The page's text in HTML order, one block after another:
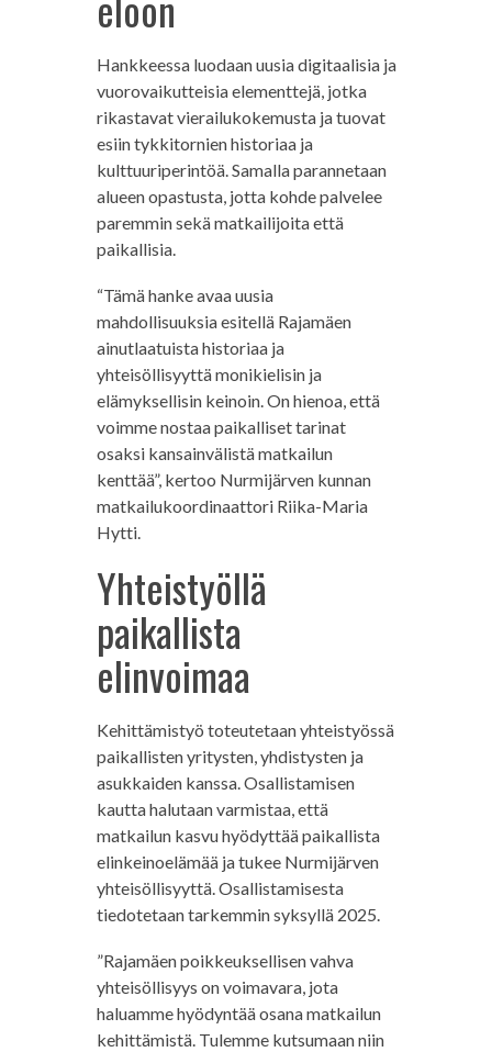
Hankkeessa luodaan uusia digitaalisia ja
vuorovaikutteisia elementtejä, jotka
rikastavat vierailukokemusta ja tuovat
esiin tykkitornien historiaa ja
kulttuuriperintöä. Samalla parannetaan
alueen opastusta, jotta kohde palvelee
paremmin sekä matkailijoita että
paikallisia.
“Tämä hanke avaa uusia
mahdollisuuksia esitellä Rajamäen
ainutlaatuista historiaa ja
yhteisöllisyyttä monikielisin ja
elämyksellisin keinoin. On hienoa, että
voimme nostaa paikalliset tarinat
osaksi kansainvälistä matkailun
kenttää”, kertoo Nurmijärven kunnan
matkailukoordinaattori Riika-Maria
Hytti.
Yhteistyöllä
paikallista
elinvoimaa
Kehittämistyö toteutetaan yhteistyössä
paikallisten yritysten, yhdistysten ja
asukkaiden kanssa. Osallistamisen
kautta halutaan varmistaa, että
matkailun kasvu hyödyttää paikallista
elinkeinoelämää ja tukee Nurmijärven
yhteisöllisyyttä. Osallistamisesta
tiedotetaan tarkemmin syksyllä 2025.
”Rajamäen poikkeuksellisen vahva
yhteisöllisyys on voimavara, jota
haluamme hyödyntää osana matkailun
kehittämistä. Tulemme kutsumaan niin